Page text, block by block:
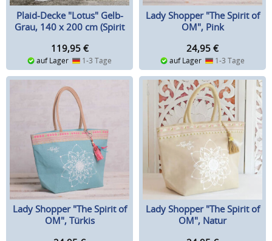
Plaid-Decke "Lotus" Gelb-
Grau, 140 x 200 cm (Spirit
119,95 €
auf Lager 1-3 Tage
Lady Shopper "The Spirit of
OM", Pink
24,95 €
auf Lager 1-3 Tage
Lady Shopper "The Spirit of
OM", Türkis
Lady Shopper "The Spirit of
OM", Natur